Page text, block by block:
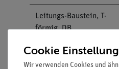
Leitungs-Baustein, T-
förmig, DB
Leitungs-Baustein,
unterbrochen, DB
Cookie
Wir verwenden Cookies und